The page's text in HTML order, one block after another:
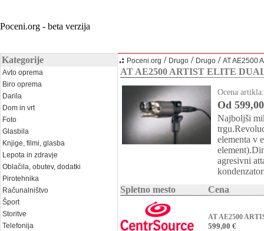
Poceni.org - beta verzija
Kategorije
Avto oprema
Biro oprema
Darila
Dom in vrt
Foto
Glasbila
Knjige, filmi, glasba
Lepota in zdravje
Oblačila, obutev, dodatki
Pirotehnika
Računalništvo
Šport
Storitve
Telefonija
.: Poceni.org / Drugo / Drugo / AT AE2500
AT AE2500 ARTIST ELITE
Ocena
Od
Najboljši
elementa v
agresivni
Spletno mesto
Cena
AT AE2500
599,00 €